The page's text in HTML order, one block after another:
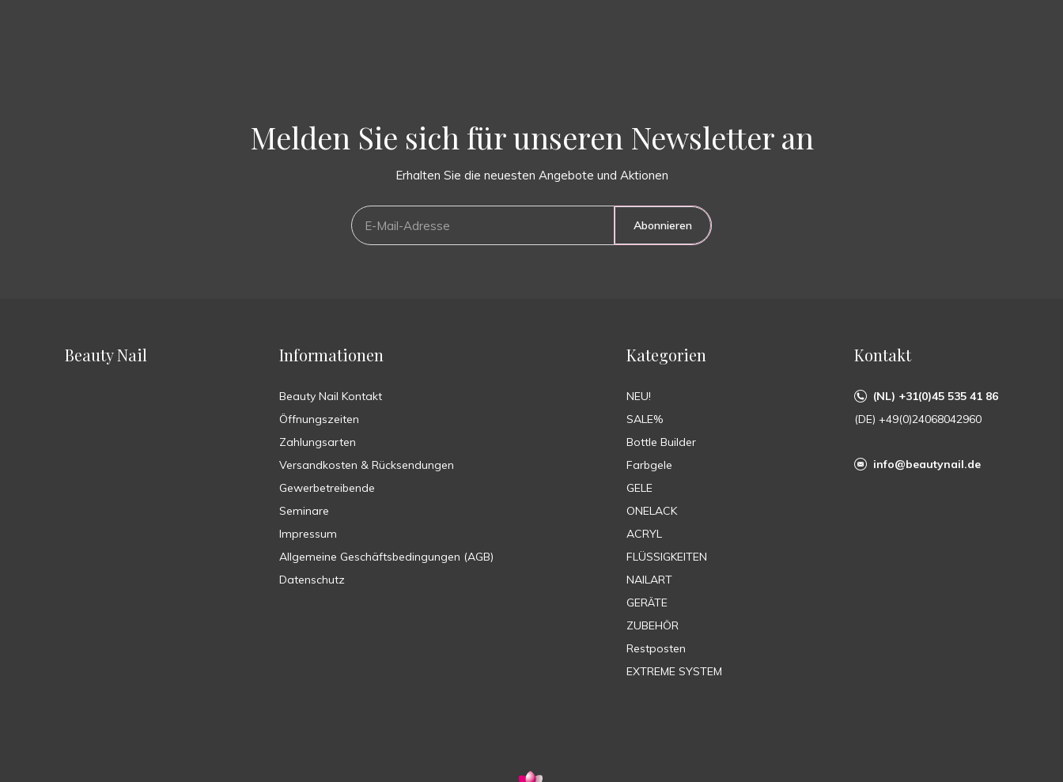
Melden Sie sich für unseren Newsletter an
Erhalten Sie die neuesten Angebote und Aktionen
Abonnieren
Beauty Nail Informationen
Beauty Nail Kontakt
Öffnungszeiten
Zahlungsarten
Versandkosten & Rücksendungen
Gewerbetreibende
Seminare
Impressum
Allgemeine Geschäftsbedingungen (AGB)
Datenschutz
Kategorien
NEU!
SALE%
Bottle Builder
Farbgele
GELE
ONELACK
ACRYL
FLÜSSIGKEITEN
NAILART
GERÄTE
ZUBEHÖR
Restposten
EXTREME SYSTEM
Kontakt
(NL) +31(0)45 535 41 86
(DE) +49(0)24068042960
info@beautynail.de